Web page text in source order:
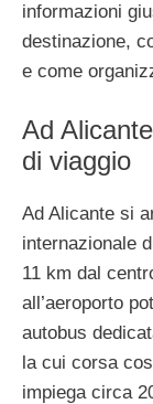
informazioni
destinazione,
e come
Ad
di viaggio
Ad Alicante si
internazionale
11 km dal
all’aeroporto
autobus
la cui corsa
impiega circa